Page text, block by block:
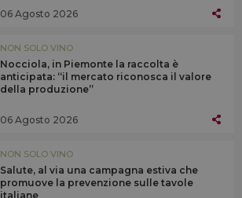
06 Agosto 2026
NON SOLO VINO
Nocciola, in Piemonte la raccolta è
anticipata: “il mercato riconosca il valore
della produzione”
06 Agosto 2026
NON SOLO VINO
Salute, al via una campagna estiva che
promuove la prevenzione sulle tavole
italiane